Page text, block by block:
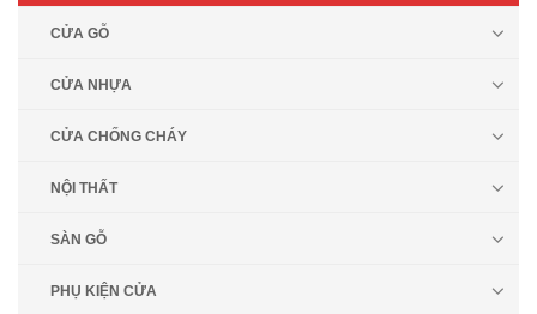
CỬA GỖ
CỬA NHỰA
CỬA CHỐNG CHÁY
NỘI THẤT
SÀN GỖ
PHỤ KIỆN CỬA